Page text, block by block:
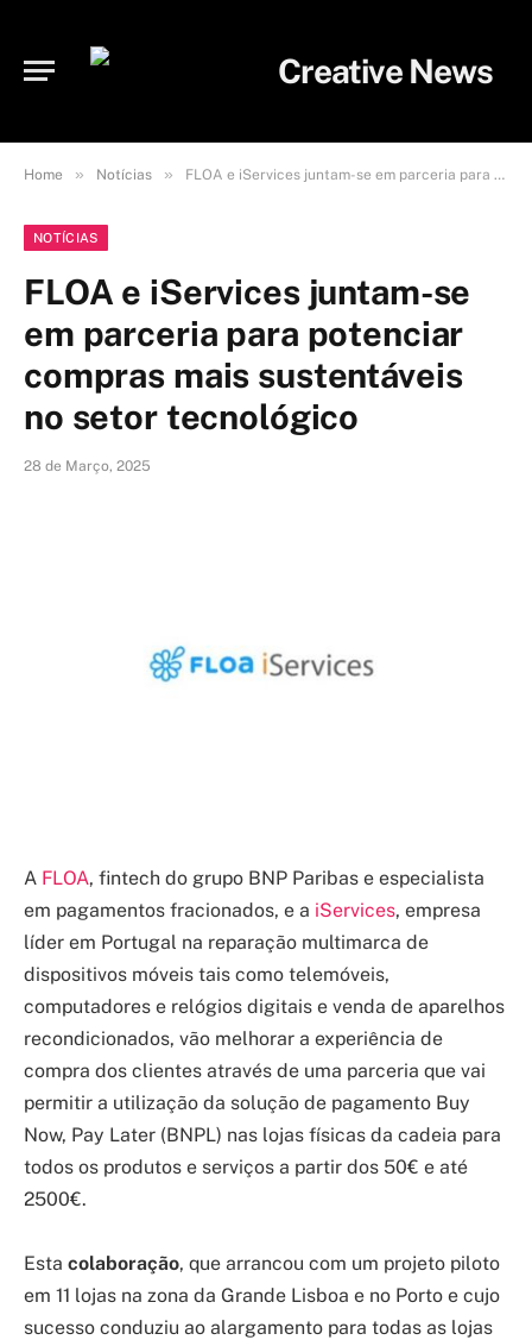
Home » Notícias » FLOA e iServices juntam-se em parceria para potenciar compras mais sustentáveis no setor tecnológico
NOTÍCIAS
FLOA e iServices juntam-se
em parceria para potenciar
compras mais sustentáveis
no setor tecnológico
28 de Março, 2025
A FLOA, fintech do grupo BNP Paribas e especialista
em pagamentos fracionados, e a iServices, empresa
líder em Portugal na reparação multimarca de
dispositivos móveis tais como telemóveis,
computadores e relógios digitais e venda de aparelhos
recondicionados, vão melhorar a experiência de
compra dos clientes através de uma parceria que vai
permitir a utilização da solução de pagamento Buy
Now, Pay Later (BNPL) nas lojas físicas da cadeia para
todos os produtos e serviços a partir dos 50€ e até
2500€.
Esta colaboração, que arrancou com um projeto piloto
em 11 lojas na zona da Grande Lisboa e no Porto e cujo
sucesso conduziu ao alargamento para todas as lojas